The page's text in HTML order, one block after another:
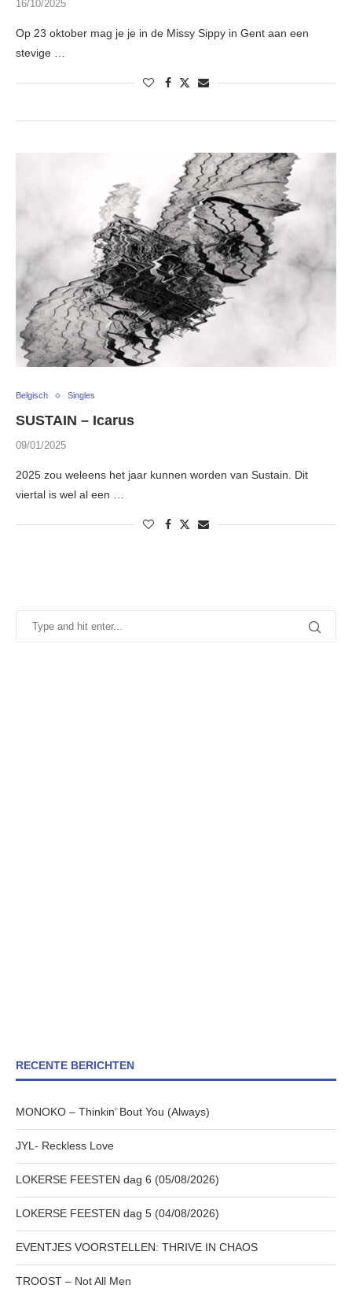
16/10/2025
Op 23 oktober mag je je in de Missy Sippy in Gent aan een
stevige …
Belgisch Singles
SUSTAIN – Icarus
09/01/2025
2025 zou weleens het jaar kunnen worden van Sustain. Dit
viertal is wel al een …
RECENTE BERICHTEN
MONOKO – Thinkin’ Bout You (Always)
JYL- Reckless Love
LOKERSE FEESTEN dag 6 (05/08/2026)
LOKERSE FEESTEN dag 5 (04/08/2026)
EVENTJES VOORSTELLEN: THRIVE IN CHAOS
TROOST – Not All Men